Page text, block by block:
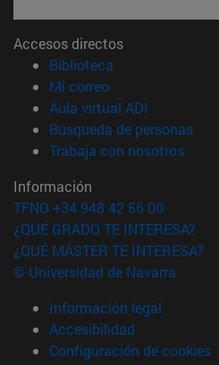
Accesos directos
Biblioteca
Mi correo(abre en nueva
Aula virtual ADI
Búsqueda de personas
Trabaja con nosotros(abre
Información
TFNO +34 948 42 56 00
¿QUÉ GRADO TE INTERESA?
¿QUÉ MÁSTER TE INTERESA?
© Universidad de Navarra
Información legal
Accesibilidad
Configuración de cookies